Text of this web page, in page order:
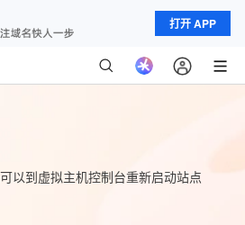
打开 APP
以到虚拟主机控制台重新启动站点